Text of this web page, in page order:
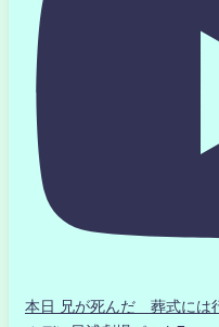
本日 兄が死んだ 葬式に